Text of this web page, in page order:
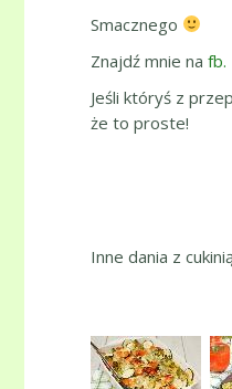
Smacznego
Znajdź mnie na fb.
Jeśli któryś z
że to proste!
Inne dania z